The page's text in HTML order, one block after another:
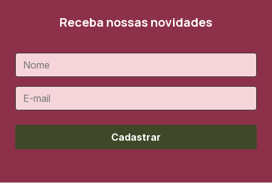
Receba nossas novidades
Cadastrar